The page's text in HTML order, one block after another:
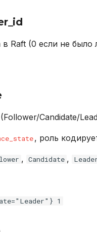
Raft (0 если не
Candidate/
, роль
, Candidate ,
1